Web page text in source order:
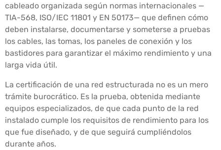
cableado organizada según normas internacionales —
TIA-568, ISO/IEC 11801 y EN 50173— que definen cómo
deben instalarse, documentarse y someterse a pruebas
los cables, las tomas, los paneles de conexión y los
bastidores para garantizar el máximo rendimiento y una
larga vida útil.
La certificación de una red estructurada no es un mero
trámite burocrático. Es la prueba, obtenida mediante
equipos especializados, de que cada punto de la red
instalado cumple los requisitos de rendimiento para los
que fue diseñado, y de que seguirá cumpliéndolos
durante años.